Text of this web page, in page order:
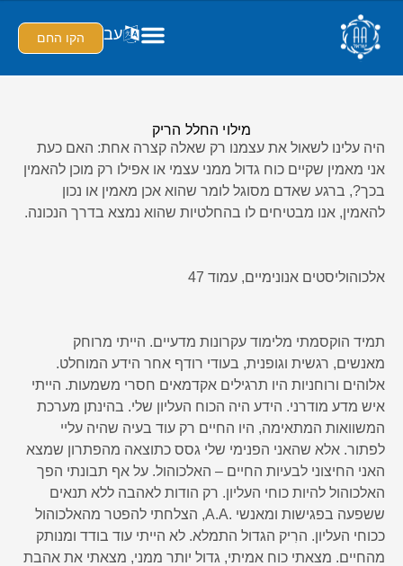
הקו החם עב
מילוי החלל הריק
היה עלינו לשאול את עצמנו רק שאלה קצרה אחת: האם כעת
אני מאמין שקיים כוח גדול ממני עצמי או אפילו רק מוכן להאמין
בכך?, ברגע שאדם מסוגל לומר שהוא אכן מאמין או נכון
להאמין, אנו מבטיחים לו בהחלטיות שהוא נמצא בדרך הנכונה.
אלכוהוליסטים אנונימיים, עמוד 47
תמיד הוקסמתי מלימוד עקרונות מדעיים. הייתי מרוחק
מאנשים, רגשית וגופנית, בעודי רודף אחר הידע המוחלט.
אלוהים ורוחניות היו תרגילים אקדמאים חסרי משמעות. הייתי
איש מדע מודרני. הידע היה הכוח העליון שלי. בהינתן מערכת
המשוואות המתאימה, היו החיים רק עוד בעיה שהיה עליי
לפתור. אלא שהאני הפנימי שלי גסס כתוצאה מהפתרון שמצא
האני החיצוני לבעיות החיים – האלכוהול. על אף תבונתי הפך
האלכוהול להיות כוחי העליון. רק הודות לאהבה ללא תנאים
ששפעה בפגישות ומאנשי .A.A, הצלחתי להפטר מהאלכוהול
ככוחי העליון. הרִיק הגדול התמלא. לא הייתי עוד בודד ומנותק
מהחיים. מצאתי כוח אמיתי, גדול יותר ממני, מצאתי את אהבת